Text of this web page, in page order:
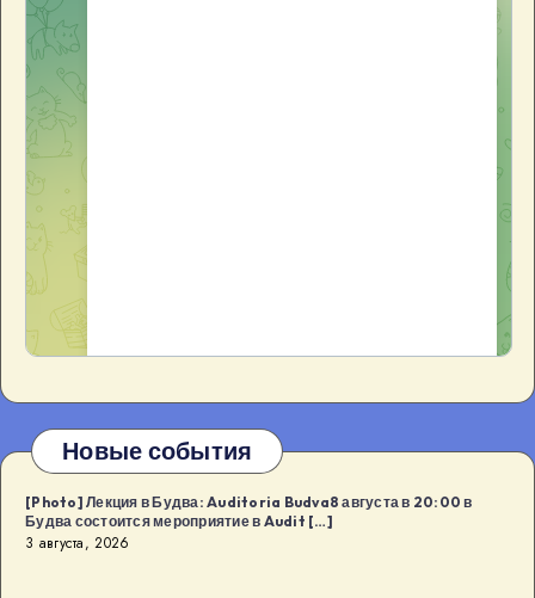
Новые события
[Photo] Лекция в Будва: Auditoria Budva8 августа в 20:00 в
Будва состоится мероприятие в Audit […]
3 августа, 2026